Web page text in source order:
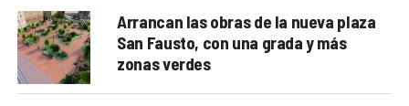
Arrancan las obras de la nueva plaza
San Fausto, con una grada y más
zonas verdes